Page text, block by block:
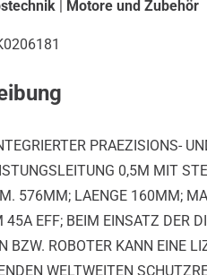
| Motore und Zubehör
PRAEZISIONS-
0,5M MIT
576MM; LAENGE 160MM;
EFF; BEIM EINSATZ DER
BZW. ROBOTER KANN EINE
WELTWEITEN